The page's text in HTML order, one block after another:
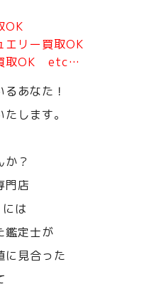
OK
エリー買取OK
買取OK etc…
あなた！
します。
か？
門店
には
鑑定士が
に見合った